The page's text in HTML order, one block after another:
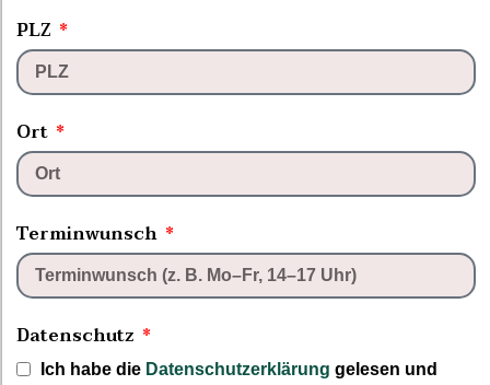
PLZ
Ort
Terminwunsch
Datenschutz
Ich habe die Datenschutzerklärung gelesen und